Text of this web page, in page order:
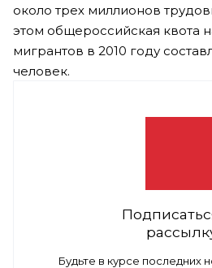
около трех миллионов
этом общероссийская квота
мигрантов в 2010 году
человек.
Будьте в курсе последних